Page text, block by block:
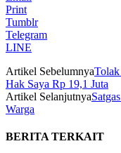
Print
Tumblr
Telegram
LINE
Artikel Sebelumnya
Hak Saya Rp 19,1 Juta
Artikel Selanjutnya
Warga
BERITA TERKAIT